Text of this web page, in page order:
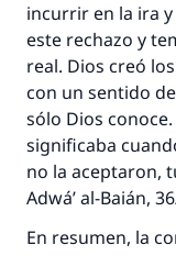
incurrir en la ira
este rechazo y
real. Dios creó
con un sentido
sólo Dios
significaba
no la aceptaron,
Adwá’ al-Baián,
En resumen, la